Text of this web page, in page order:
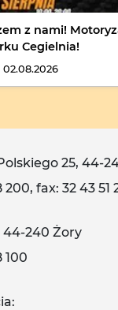
z nami!
Cegielnia!
02.08.2026
25, 44-
fax: 32 43 51
44-240 Żory
100